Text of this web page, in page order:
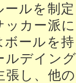
ルを制
ッカー派
ボールを
ルデイン
張し、他